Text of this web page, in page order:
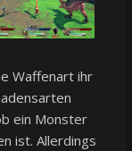
Waffenart ihr
ein Monster
ist. Allerdings